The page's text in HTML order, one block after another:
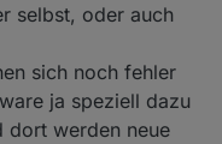
selbst, oder auch
sich noch fehler
ja speziell dazu
dort werden neue